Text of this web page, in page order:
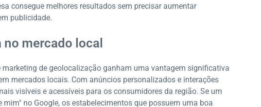
consegue melhores resultados sem precisar aumentar
publicidade.
mercado local
marketing de geolocalização ganham uma vantagem significativa
mercados locais. Com anúncios personalizados e interações
visíveis e acessíveis para os consumidores da região. Se um
no Google, os estabelecimentos que possuem uma boa